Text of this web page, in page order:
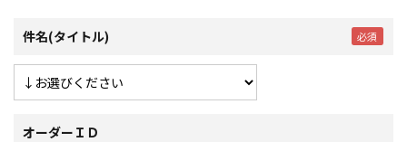
件名(タイトル)
オーダーＩＤ